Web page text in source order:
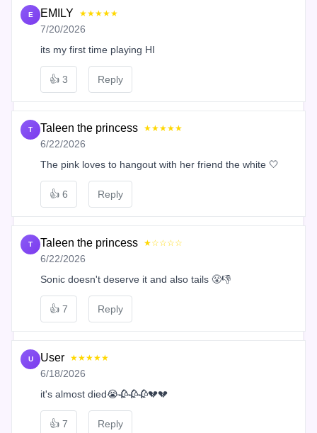
E EMILY ★★★★★
7/20/2026
its my first time playing HI
👍 3 Reply
T Taleen the princess ★★★★★
6/22/2026
The pink loves to hangout with her friend the white 🤍
👍 6 Reply
T Taleen the princess ★☆☆☆☆
6/22/2026
Sonic doesn't deserve it and also tails 😤👎
👍 7 Reply
U User ★★★★★
6/18/2026
it's almost died😭🥀🥀🥀💔💔
👍 7 Reply